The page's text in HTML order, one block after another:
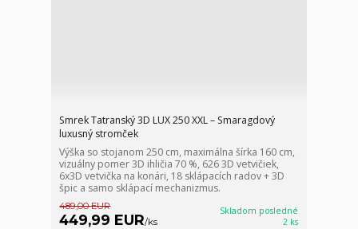
Smrek Tatranský 3D LUX 250 XXL – Smaragdový
luxusný stromček
Výška so stojanom 250 cm, maximálna šírka 160 cm,
vizuálny pomer 3D ihličia 70 %, 626 3D vetvičiek,
6x3D vetvička na konári, 18 sklápacích radov + 3D
špic a samo sklápací mechanizmus.
489,00 EUR
449,99 EUR/ks
Skladom posledné
2 ks